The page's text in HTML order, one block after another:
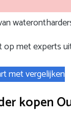
op met experts
met vergelijken
kopen